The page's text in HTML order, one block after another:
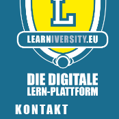
KONTAKT